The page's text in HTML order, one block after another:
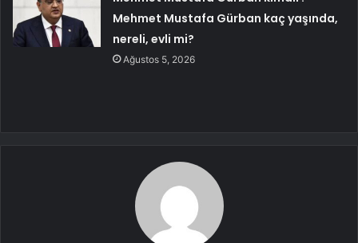
Mehmet Mustafa Gürban kaç yaşında,
nereli, evli mi?
Ağustos 5, 2026